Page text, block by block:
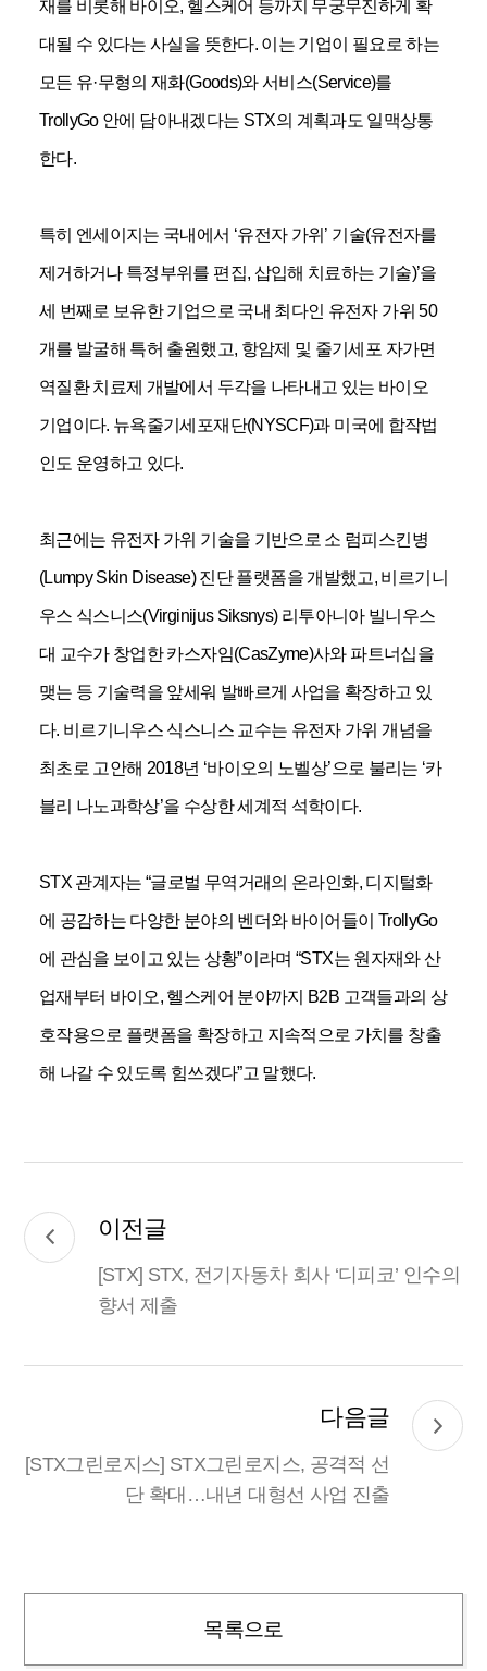
재를 비롯해 바이오, 헬스케어 등까지 무궁무진하게 확
대될 수 있다는 사실을 뜻한다. 이는 기업이 필요로 하는
모든 유·무형의 재화(Goods)와 서비스(Service)를
TrollyGo 안에 담아내겠다는 STX의 계획과도 일맥상통
한다.
특히 엔세이지는 국내에서 ‘유전자 가위 ’ 기술(유전자를
제거하거나 특정부위를 편집, 삽입해 치료하는 기술)’을
세 번째로 보유한 기업으로 국내 최다인 유전자 가위50
개를 발굴해 특허 출원했고, 항암제 및 줄기세포 자가면
역질환 치료제 개발에서 두각을 나타내고 있는 바이오
기업이다. 뉴욕줄기세포재단(NYSCF)과 미국에 합작법
인도 운영하고 있다.
최근에는 유전자 가위 기술을 기반으로 소 럼피스킨병
(Lumpy Skin Disease)진단 플랫폼을 개발했고, 비르기니
우스 식스니스(Virginijus Siksnys) 리투아니아 빌니우스
대 교수가 창업한 카스자임(CasZyme)사와 파트너십을
맺는 등 기술력을 앞세워 발빠르게 사업을 확장하고 있
다. 비르기니우스 식스니스 교수는 유전자 가위 개념을
최초로 고안해 2018년 ‘바이오의 노벨상’으로 불리는 ‘카
블리 나노과학상’을 수상한 세계적 석학이다.
STX 관계자는“글로벌 무역거래의 온라인화, 디지털화
에 공감하는 다양한 분야의 벤더와 바이어들이 TrollyGo
에 관심을 보이고 있는 상황”이라며“STX는 원자재와 산
업재부터 바이오, 헬스케어 분야까지 B2B 고객들과의 상
호작용으로 플랫폼을 확장하고 지속적으로 가치를 창출
해 나갈 수 있도록 힘쓰겠다”고 말했다.
이전글
[STX] STX, 전기자동차 회사 ‘디피코’ 인수의
향서 제출
다음글
[STX그린로지스] STX그린로지스, 공격적 선
단 확대…내년 대형선 사업 진출
목록으로